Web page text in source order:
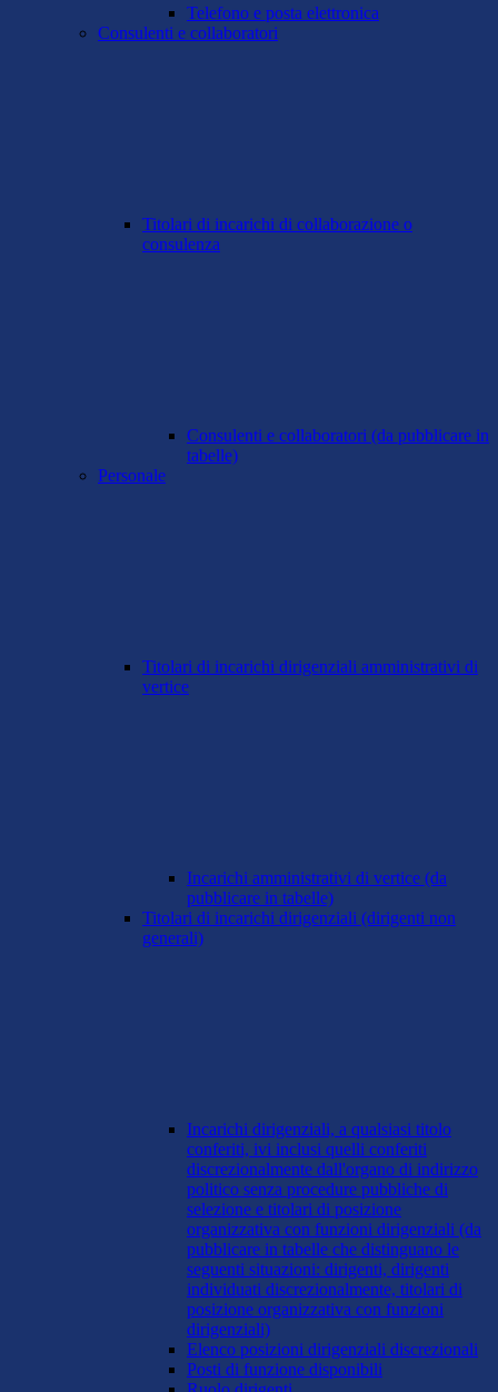
Telefono e posta elettronica
Consulenti e collaboratori
Titolari di incarichi di collaborazione o
consulenza
Consulenti e collaboratori (da pubblicare in
tabelle)
Personale
Titolari di incarichi dirigenziali amministrativi di
vertice
Incarichi amministrativi di vertice (da
pubblicare in tabelle)
Titolari di incarichi dirigenziali (dirigenti non
generali)
Incarichi dirigenziali, a qualsiasi titolo
conferiti, ivi inclusi quelli conferiti
discrezionalmente dall'organo di indirizzo
politico senza procedure pubbliche di
selezione e titolari di posizione
organizzativa con funzioni dirigenziali (da
pubblicare in tabelle che distinguano le
seguenti situazioni: dirigenti, dirigenti
individuati discrezionalmente, titolari di
posizione organizzativa con funzioni
dirigenziali)
Elenco posizioni dirigenziali discrezionali
Posti di funzione disponibili